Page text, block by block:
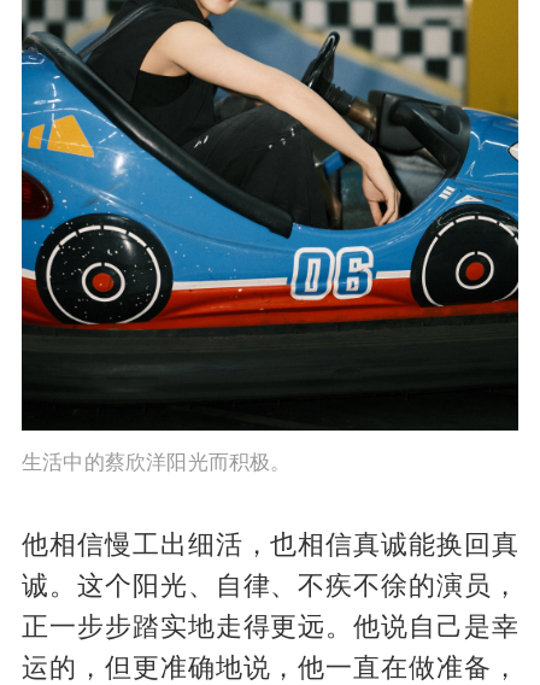
生活中的蔡欣洋阳光而积极。
他相信慢工出细活，也相信真诚能换回真
诚。这个阳光、自律、不疾不徐的演员，
正一步步踏实地走得更远。他说自己是幸
运的，但更准确地说，他一直在做准备，